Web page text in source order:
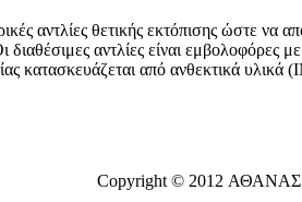
αντλίες θετικής εκτόπισης ώστε να
αντλίες είναι
κατασκευάζεται από ανθεκτικά
Copyright © 2012